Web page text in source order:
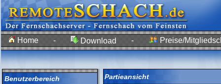
Home - Download - Preise/
Benutzerbereich
Partieansicht